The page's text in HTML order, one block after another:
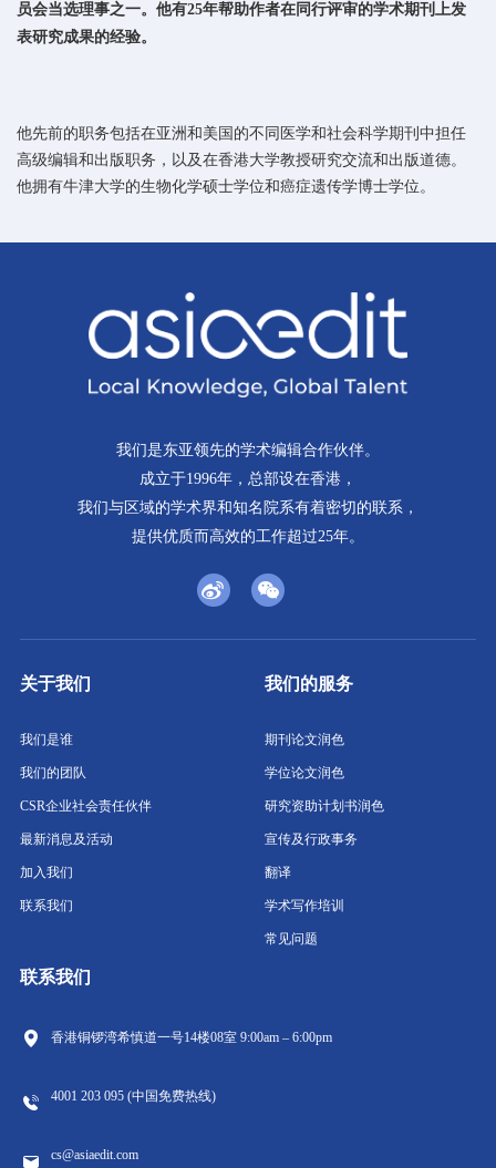
员会当选理事之一。他有25年帮助作者在同行评审的学术期刊上发
表研究成果的经验。
他先前的职务包括在亚洲和美国的不同医学和社会科学期刊中担任
高级编辑和出版职务，以及在香港大学教授研究交流和出版道德。
他拥有牛津大学的生物化学硕士学位和癌症遗传学博士学位。
我们是东亚领先的学术编辑合作伙伴。
成立于1996年，总部设在香港，
我们与区域的学术界和知名院系有着密切的联系，
提供优质而高效的工作超过25年。
关于我们
我们是谁
我们的团队
CSR企业社会责任伙伴
最新消息及活动
加入我们
联系我们
我们的服务
期刊论文润色
学位论文润色
研究资助计划书润色
宣传及行政事务
翻译
学术写作培训
常见问题
联系我们
香港铜锣湾希慎道一号14楼08室9:00am – 6:00pm
4001 203 095 (中国免费热线)
cs@asiaedit.com